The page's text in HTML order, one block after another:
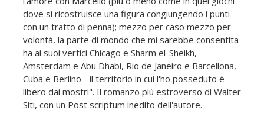
dove si ricostruisce una figura congiungendo i punti
con un tratto di penna); mezzo per caso mezzo per
volontà, la parte di mondo che mi sarebbe consentita
ha ai suoi vertici Chicago e Sharm el-Sheikh,
Amsterdam e Abu Dhabi, Rio de Janeiro e Barcellona,
Cuba e Berlino - il territorio in cui l'ho posseduto è
libero dai mostri". Il romanzo più estroverso di Walter
Siti, con un Post scriptum inedito dell'autore.